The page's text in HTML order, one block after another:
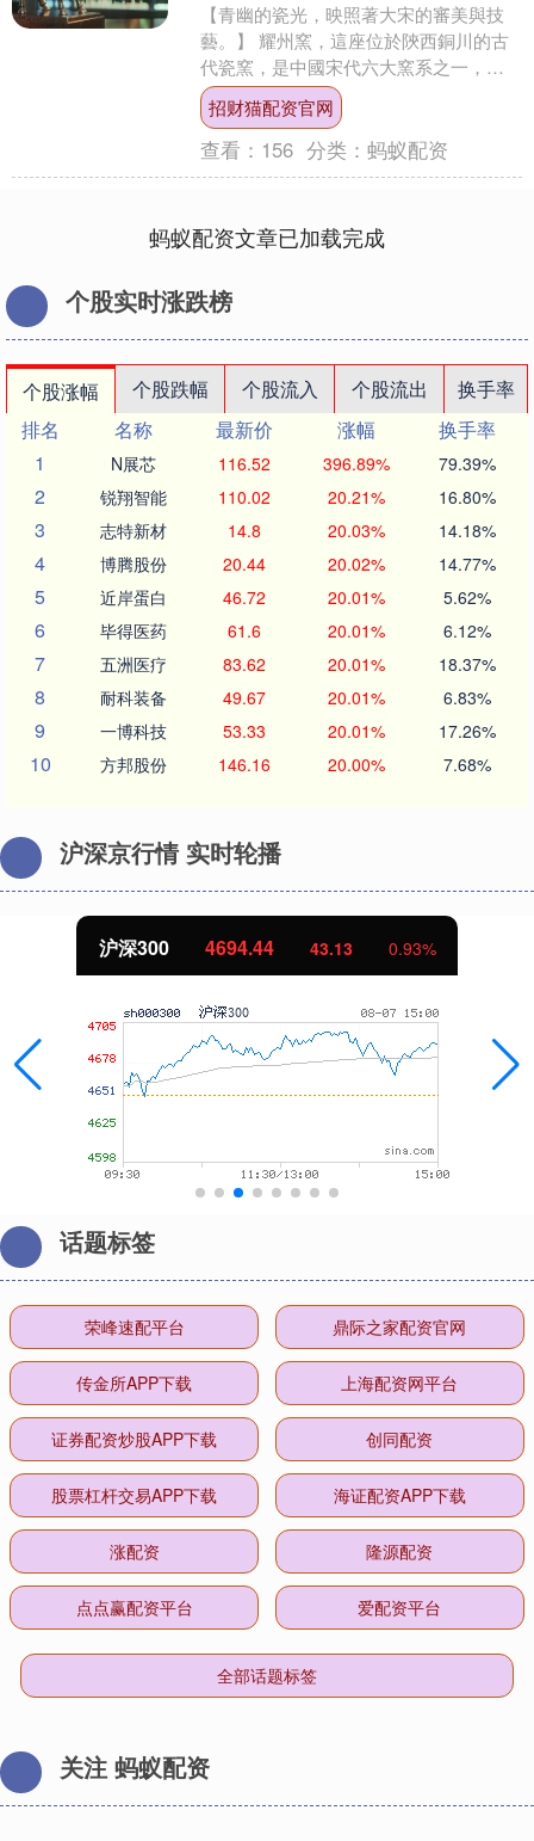
【青幽的瓷光，映照著大宋的審美與技
藝。】 耀州窯，這座位於陝西銅川的古
代瓷窯，是中國宋代六大窯系之一，北
方青瓷的傑出代表。它始於唐代，盛於
北宋，延綿至民國，有著....
招财猫配资官网
查看： 156 分类：蚂蚁配资
蚂蚁配资文章已加载完成
个股实时涨跌榜
个股涨幅 个股跌幅 个股流入 个股流出
换手率
排名
名称 最新价 涨幅
换手率
1
N展芯 116.52 396.89% 79.39%
2 锐翔智能 110.02 20.21% 16.80%
3 志特新材 14.8 20.03% 14.18%
4 博腾股份 20.44 20.02% 14.77%
5 近岸蛋白 46.72 20.01% 5.62%
6 毕得医药 61.6 20.01% 6.12%
7 五洲医疗 83.62 20.01% 18.37%
8 耐科装备 49.67 20.01% 6.83%
9 一博科技 53.33 20.01% 17.26%
10 方邦股份 146.16 20.00% 7.68%
沪深京行情 实时轮播
沪深300 4694.44 43.13 0.93%
话题标签
荣峰速配平台 鼎际之家配资官网
传金所APP下载 上海配资网平台
证券配资炒股APP下载 创同配资
股票杠杆交易APP下载 海证配资APP下载
涨配资 隆源配资
点点赢配资平台 爱配资平台
全部话题标签
关注 蚂蚁配资